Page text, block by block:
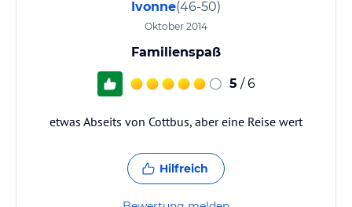
Ivonne(46-50)
Oktober 2014
Familienspaß
5 / 6
etwas Abseits von Cottbus, aber eine Reise wert
Hilfreich